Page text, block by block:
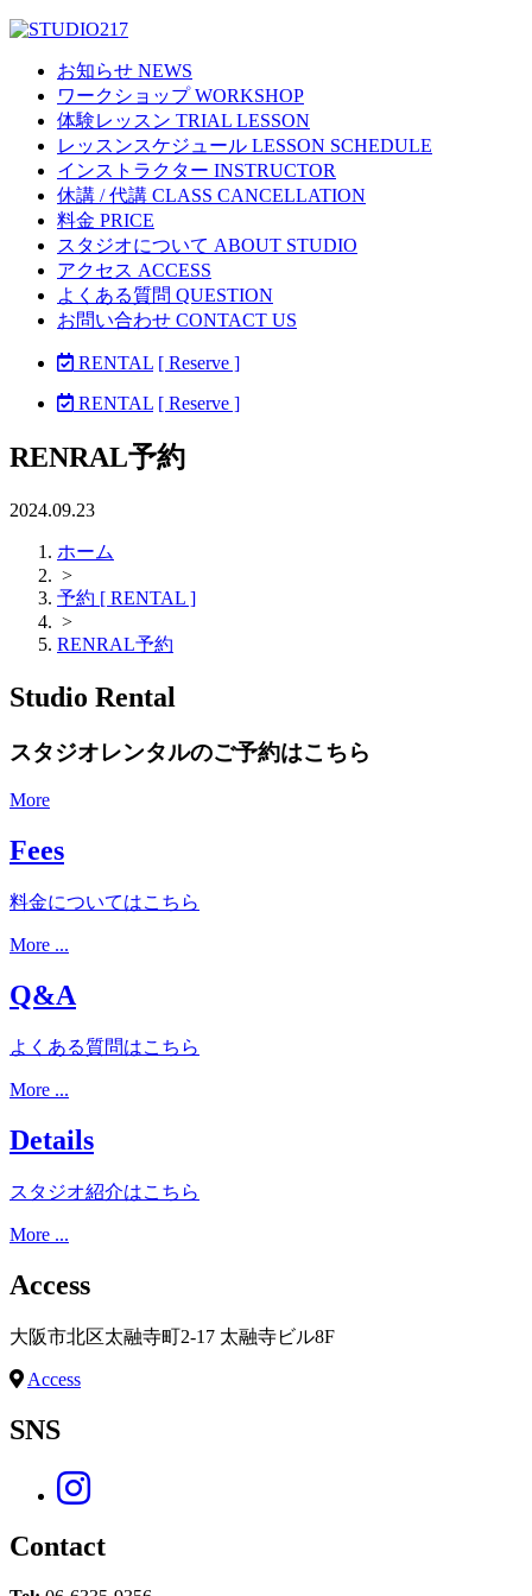
お知らせ NEWS
ワークショップ WORKSHOP
体験レッスン TRIAL LESSON
レッスンスケジュール LESSON SCHEDULE
インストラクター INSTRUCTOR
休講 / 代講 CLASS CANCELLATION
料金 PRICE
スタジオについて ABOUT STUDIO
アクセス ACCESS
よくある質問 QUESTION
お問い合わせ CONTACT US
RENTAL [ Reserve ]
RENTAL [ Reserve ]
RENRAL予約
2024.09.23
ホーム
>
予約 [ RENTAL ]
>
RENRAL予約
Studio Rental
スタジオレンタルのご予約はこちら
More
Fees
料金についてはこちら
More ...
Q&A
よくある質問はこちら
More ...
Details
スタジオ紹介はこちら
More ...
Access
大阪市北区太融寺町2-17 太融寺ビル8F
Access
SNS
Contact